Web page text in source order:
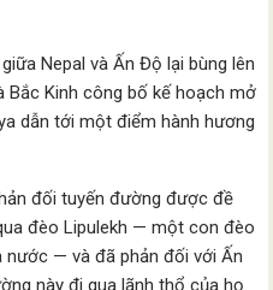
Nepal và Ấn Độ lại bùng lên
Bắc Kinh công bố kế hoạch mở
dẫn tới một điểm hành hương
đối tuyến đường được đề
đèo Lipulekh — một con đèo
nước — và đã phản đối với Ấn
này đi qua lãnh thổ của họ.